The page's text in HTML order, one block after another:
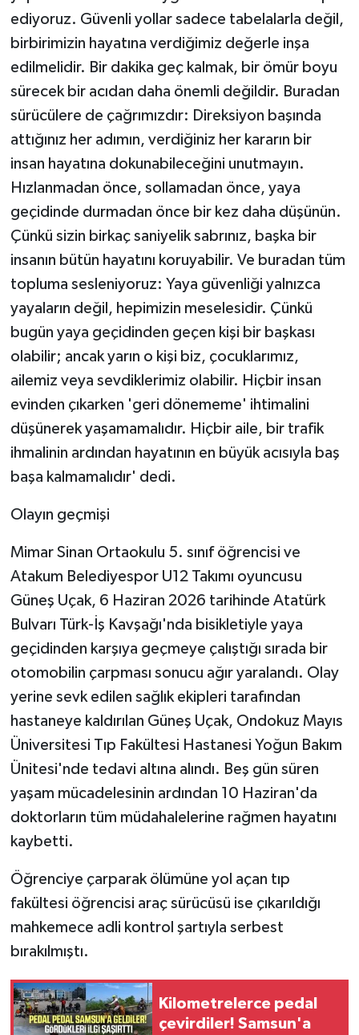
ediyoruz. Güvenli yollar sadece tabelalarla değil,
birbirimizin hayatına verdiğimiz değerle inşa
edilmelidir. Bir dakika geç kalmak, bir ömür boyu
sürecek bir acıdan daha önemli değildir. Buradan
sürücülere de çağrımızdır: Direksiyon başında
attığınız her adımın, verdiğiniz her kararın bir
insan hayatına dokunabileceğini unutmayın.
Hızlanmadan önce, sollamadan önce, yaya
geçidinde durmadan önce bir kez daha düşünün.
Çünkü sizin birkaç saniyelik sabrınız, başka bir
insanın bütün hayatını koruyabilir. Ve buradan tüm
topluma sesleniyoruz: Yaya güvenliği yalnızca
yayaların değil, hepimizin meselesidir. Çünkü
bugün yaya geçidinden geçen kişi bir başkası
olabilir; ancak yarın o kişi biz, çocuklarımız,
ailemiz veya sevdiklerimiz olabilir. Hiçbir insan
evinden çıkarken 'geri dönememe' ihtimalini
düşünerek yaşamamalıdır. Hiçbir aile, bir trafik
ihmalinin ardından hayatının en büyük acısıyla baş
başa kalmamalıdır' dedi.
Olayın geçmişi
Mimar Sinan Ortaokulu 5. sınıf öğrencisi ve
Atakum Belediyespor U12 Takımı oyuncusu
Güneş Uçak, 6 Haziran 2026 tarihinde Atatürk
Bulvarı Türk-İş Kavşağı'nda bisikletiyle yaya
geçidinden karşıya geçmeye çalıştığı sırada bir
otomobilin çarpması sonucu ağır yaralandı. Olay
yerine sevk edilen sağlık ekipleri tarafından
hastaneye kaldırılan Güneş Uçak, Ondokuz Mayıs
Üniversitesi Tıp Fakültesi Hastanesi Yoğun Bakım
Ünitesi'nde tedavi altına alındı. Beş gün süren
yaşam mücadelesinin ardından 10 Haziran'da
doktorların tüm müdahalelerine rağmen hayatını
kaybetti.
Öğrenciye çarparak ölümüne yol açan tıp
fakültesi öğrencisi araç sürücüsü ise çıkarıldığı
mahkemece adli kontrol şartıyla serbest
bırakılmıştı.
Kilometrelerce pedal
çevirdiler! Samsun'a